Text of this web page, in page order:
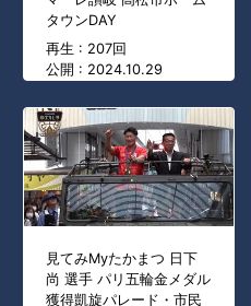
タウンDAY
再生 : 207回
公開 : 2024.10.29
見てみMyたかまつ 日下
尚 選手 パリ五輪金メダル
獲得凱旋パレード・市民